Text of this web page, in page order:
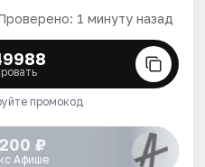
1 минуту назад
промокод
₽
Афише